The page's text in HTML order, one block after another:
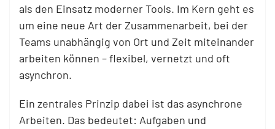
als den Einsatz moderner Tools. Im Kern geht es
um eine neue Art der Zusammenarbeit, bei der
Teams unabhängig von Ort und Zeit miteinander
arbeiten können – flexibel, vernetzt und oft
asynchron.
Ein zentrales Prinzip dabei ist das asynchrone
Arbeiten. Das bedeutet: Aufgaben und